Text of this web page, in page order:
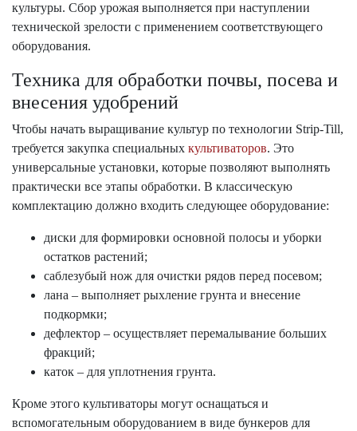
культуры. Сбор урожая выполняется при наступлении
технической зрелости с применением соответствующего
оборудования.
Техника для обработки почвы, посева и
внесения удобрений
Чтобы начать выращивание культур по технологии Strip-Till,
требуется закупка специальных культиваторов. Это
универсальные установки, которые позволяют выполнять
практически все этапы обработки. В классическую
комплектацию должно входить следующее оборудование:
диски для формировки основной полосы и уборки
остатков растений;
саблезубый нож для очистки рядов перед посевом;
лана – выполняет рыхление грунта и внесение
подкормки;
дефлектор – осуществляет перемалывание больших
фракций;
каток – для уплотнения грунта.
Кроме этого культиваторы могут оснащаться и
вспомогательным оборудованием в виде бункеров для